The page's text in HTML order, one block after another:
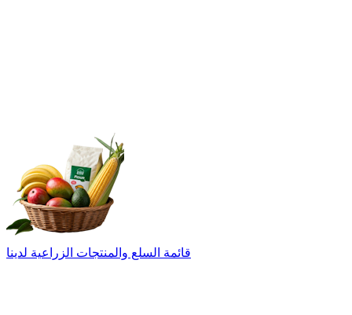
قائمة السلع والمنتجات الزراعية لدينا